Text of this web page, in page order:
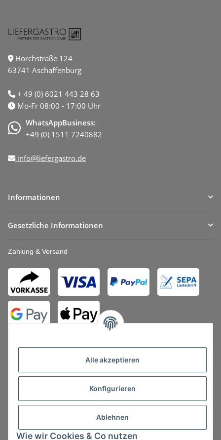
Alle akzeptieren
Konfigurieren
Ablehnen
Wie wir Cookies & Co nutzen
Horchstraße 124
63741 Aschaffenburg
+ 49 (0) 6021 443 28 63
Mo-Fr 08:00 - 17:00 Uhr
WhatsAppBusiness:
+49 (0) 1511 7240882
info@liefergastro.de
Informationen
Gesetzliche Informationen
Zahlung & Versand
Vertrag widerrufen